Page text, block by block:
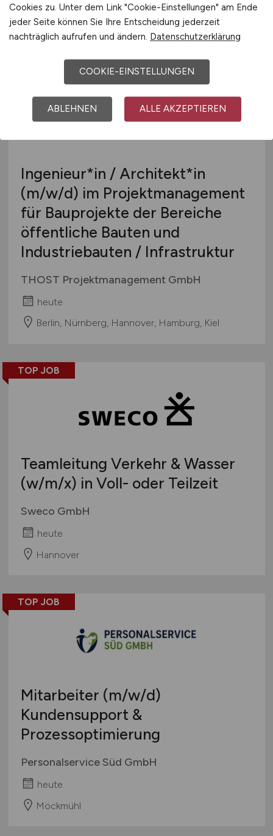
heute
Hannover, Hamburg, Dresden, Kiel
Ingenieur*in / Architekt*in
(m/w/d) im Projektmanagement
für Bauprojekte der Bereiche
öffentliche Bauten und
Industriebauten / Infrastruktur
THOST Projektmanagement GmbH
heute
Berlin, Nürnberg, Hannover, Hamburg, Kiel
TOP JOB
Teamleitung Verkehr & Wasser
(w/m/x) in Voll- oder Teilzeit
Sweco GmbH
heute
Hannover
TOP JOB
Mitarbeiter (m/w/d)
Kundensupport &
Prozessoptimierung
Personalservice Süd GmbH
heute
Möckmühl
Cookies zu. Unter dem Link "Cookie-Einstellungen" am Ende
jeder Seite können Sie Ihre Entscheidung jederzeit
nachträglich aufrufen und ändern. Datenschutzerklärung
COOKIE-EINSTELLUNGEN
ABLEHNEN ALLE AKZEPTIEREN